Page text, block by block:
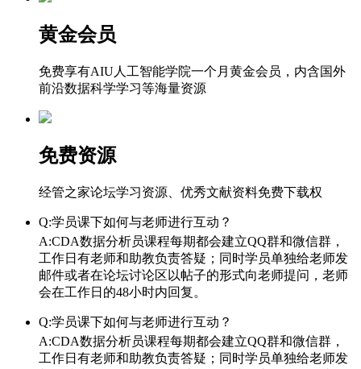
黄金会员
免费享有AIU人工智能学院一个月黄金会员，内含国外
前沿数据科学学习等海量资源
免费资源
经管之家论坛学习资源、优秀文献资料免费下载权
Q:学员课下如何与老师进行互动？
A:CDA数据分析员课程每期都会建立QQ群和微信群，
工作日有老师和助教负责答疑；同时学员单独给老师发
邮件或者在论坛讨论区以帖子的形式向老师提问，老师
会在工作日的48小时内回复。
Q:学员课下如何与老师进行互动？
A:CDA数据分析员课程每期都会建立QQ群和微信群，
工作日有老师和助教负责答疑；同时学员单独给老师发